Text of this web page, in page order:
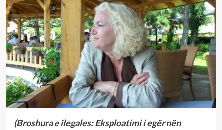
(Broshura e ilegales: Eksploatimi i egër nën